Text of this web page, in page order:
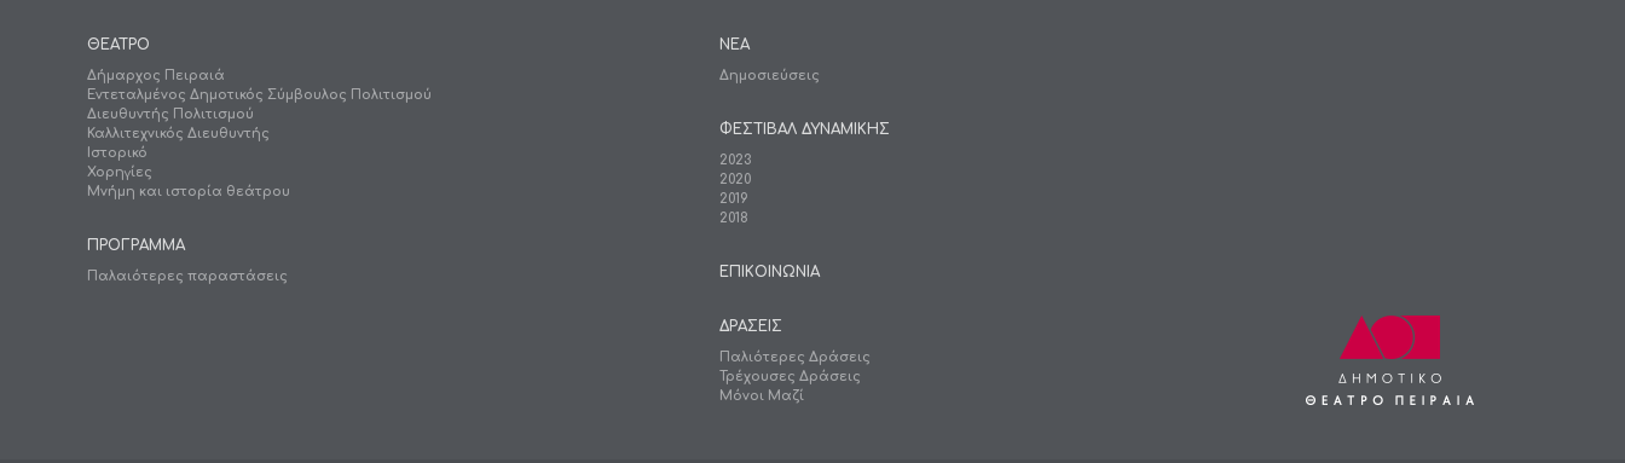
ΘΕΑΤΡΟ
Δήμαρχος Πειραιά
Εντεταλμένος Δημοτικός Σύμβουλος Πολιτισμού
Διευθυντής Πολιτισμού
Καλλιτεχνικός Διευθυντής
Ιστορικό
Χορηγίες
Μνήμη και ιστορία θεάτρου
ΠΡΟΓΡΑΜΜΑ
Παλαιότερες παραστάσεις
ΝΕΑ
Δημοσιεύσεις
ΦΕΣΤΙΒΑΛ ΔΥΝΑΜΙΚΗΣ
2023
2020
2019
2018
ΕΠΙΚΟΙΝΩΝΙΑ
ΔΡΑΣΕΙΣ
Παλιότερες Δράσεις
Τρέχουσες Δράσεις
Μόνοι Μαζί